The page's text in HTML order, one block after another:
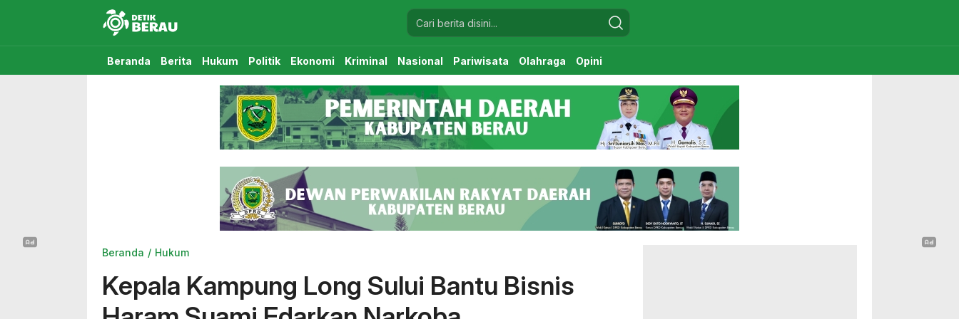
Detikberau.com
Media Diskusi Rakyat
Beranda Berita Hukum Politik Ekonomi Kriminal Nasional Pariwisata Olahraga Opini
Beranda Hukum
Kepala Kampung Long Sului Bantu Bisnis